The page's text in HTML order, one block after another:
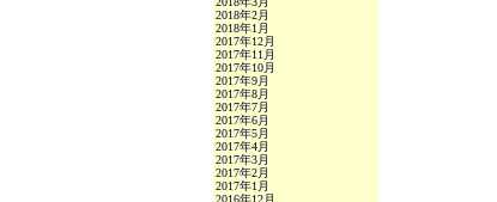
2018年2月
2018年1月
2017年12月
2017年11月
2017年10月
2017年9月
2017年8月
2017年7月
2017年6月
2017年5月
2017年4月
2017年3月
2017年2月
2017年1月
2016年12月